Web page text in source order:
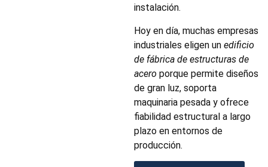
instalación.
Hoy en día, muchas empresas
industriales eligen un edificio
de fábrica de estructuras de
acero porque permite diseños
de gran luz, soporta
maquinaria pesada y ofrece
fiabilidad estructural a largo
plazo en entornos de
producción.